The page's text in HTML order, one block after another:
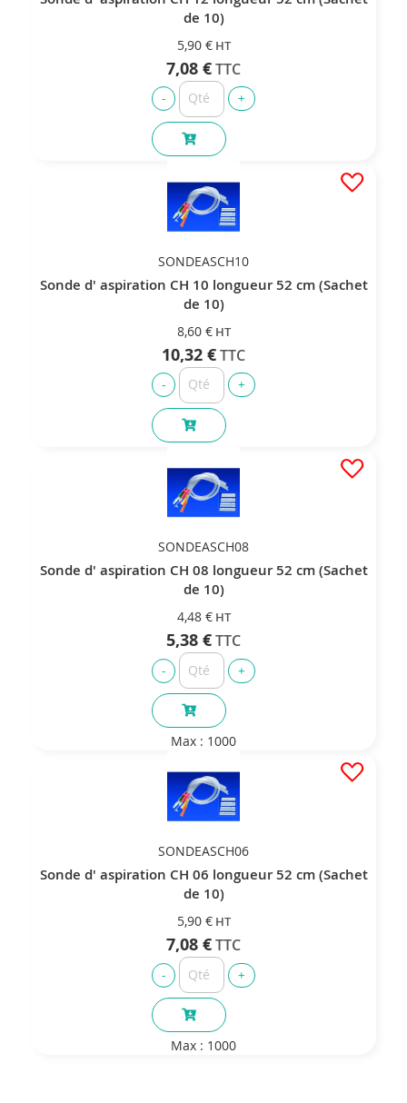
de 10)
5,90 €
7,08 €
SONDEASCH10
Sonde d' aspiration CH 10 longueur 52 cm (Sachet
de 10)
8,60 €
10,32 €
SONDEASCH08
Sonde d' aspiration CH 08 longueur 52 cm (Sachet
de 10)
4,48 €
5,38 €
Max : 1000
SONDEASCH06
Sonde d' aspiration CH 06 longueur 52 cm (Sachet
de 10)
5,90 €
7,08 €
Max : 1000